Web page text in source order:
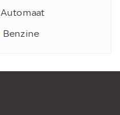
Automaat
Benzine